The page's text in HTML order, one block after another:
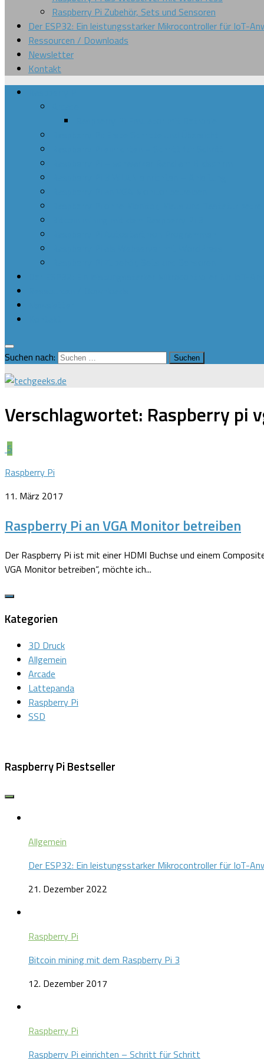
Raspberry Pi Zubehör, Sets und Sensoren
Der ESP32: Ein leistungsstarker Mikrocontroller für IoT-
Ressourcen / Downloads
Newsletter
Kontakt
Suchen nach:
Verschlagwortet: Raspberry pi
5
Raspberry Pi
11. März 2017
Raspberry Pi an VGA Monitor betreiben
Der Raspberry Pi ist mit einer HDMI Buchse und einem
VGA Monitor betreiben“, möchte ich...
Kategorien
3D Druck
Allgemein
Arcade
Lattepanda
Raspberry Pi
SSD
Raspberry Pi Bestseller
Allgemein
Der ESP32: Ein leistungsstarker Mikrocontroller für IoT-
21. Dezember 2022
Raspberry Pi
Bitcoin mining mit dem Raspberry Pi 3
12. Dezember 2017
Raspberry Pi
Raspberry Pi einrichten – Schritt für Schritt